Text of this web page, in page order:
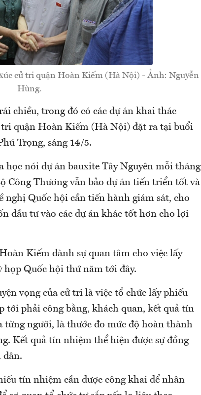
cử tri quận Hoàn Kiếm (Hà Nội) - Ảnh: Nguyễn
Hùng.
chiều, trong đó có các dự án khai thác
tri quận Hoàn Kiếm (Hà Nội) đặt ra tại buổi
Trọng, sáng 14/5.
học nói dự án bauxite Tây Nguyên mỗi tháng
Công Thương vẫn bảo dự án tiến triển tốt và
nghị Quốc hội cần tiến hành giám sát, cho
đầu tư vào các dự án khác tốt hơn cho lợi
Kiếm dành sự quan tâm cho việc lấy
Quốc hội thứ năm tới đây.
vọng của cử tri là việc tổ chức lấy phiếu
tới phải công bằng, khách quan, kết quả tín
từng người, là thước đo mức độ hoàn thành
Kết quả tín nhiệm thể hiện được sự đồng
dân.
tín nhiệm cần được công khai để nhân